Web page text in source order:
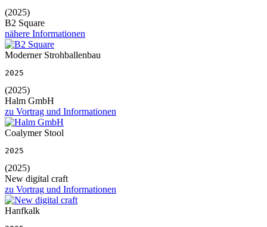
(2025)
B2 Square
nähere Informationen
Moderner Strohballenbau
2025
(2025)
Halm GmbH
zu Vortrag und Informationen
Coalymer Stool
2025
(2025)
New digital craft
zu Vortrag und Informationen
Hanfkalk